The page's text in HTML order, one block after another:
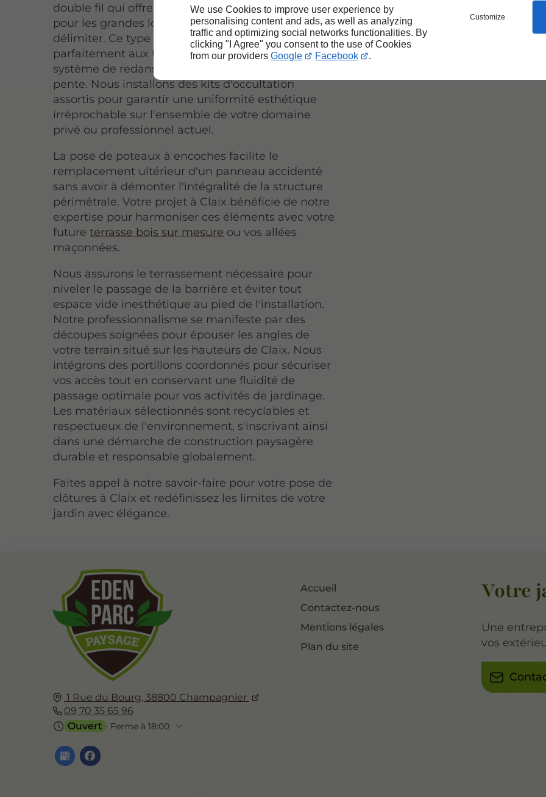
We use Cookies to improve user experience by
personalising content and ads, as well as analyzing
traffic and optimizing social networks functionalities. By
clicking "I Agree" you consent to the use of Cookies
from our providers Google Facebook .
Customize
double fil qui offrent une rigidité exceptionnelle
pour les grandes longueurs de périmètres à
délimiter. Ce type de pose de clôtures convient
parfaitement aux terrains accidentés grâce à un
système de redans qui suit harmonieusement la
pente. Nous installons des kits d'occultation
assortis pour garantir une uniformité esthétique
irréprochable sur l'ensemble de votre domaine
privé ou professionnel actuel.
La pose de poteaux à encoches facilite le
remplacement ultérieur d'un panneau accidenté
sans avoir à démonter l'intégralité de la structure
périmétrale. Votre projet à Claix bénéficie de notre
expertise pour harmoniser ces éléments avec votre
futureterrasse bois sur mesure ou vos allées
maçonnées.
Nous assurons le terrassement nécessaire pour
niveler le passage de la barrière et éviter tout
espace vide inesthétique au pied de l'installation.
Notre professionnalisme se manifeste par des
découpes soignées pour épouser les angles de
votre terrain situé sur les hauteurs de Claix. Nous
intégrons des portillons coordonnés pour sécuriser
vos accès tout en conservant une fluidité de
passage optimale pour vos activités de jardinage.
Les matériaux sélectionnés sont recyclables et
respectueux de l'environnement, s'inscrivant ainsi
dans une démarche de construction paysagère
durable et responsable globalement.
Faites appel à notre savoir-faire pour votre pose de
clôtures à Claix et redéfinissez les limites de votre
jardin avec élégance.
1 Rue du Bourg, 38800 Champagnier
09 70 35 65 96
Ouvert ⋅ Ferme à 18:00
Accueil
Contactez-nous
Mentions légales
Plan du site
Votre
Une
vos